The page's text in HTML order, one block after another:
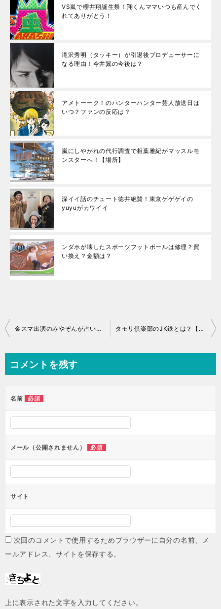
VS嵐で櫻井翔誕生祭！翔くんママいつも産んでく
れてありがとう！
滝沢秀明（タッキー）が引退後プロデューサーに
なる理由！今井翼の今後は？
アメトーーク！のハンターハンター芸人放送日は
いつ？ファンの反応は？
嵐にしやがれの代行調査で相葉雅紀がマッスルモ
ンスターへ！【場所】
深イイ話のチュート徳井絶賛！東京ゲゲゲイの
yuyuがカワイイ
ンダホが壊したスポーツフットボールは修理？買
い換え？金額は？
投
稿
ナ
ビ
ー
金スマ出演のみやぞんが占いでスケベと発覚！銀座の母の鑑定料金は？ タモリ倶楽部のJK鉄とは？【画像アリ】岩倉高校運輸課の偏差値
コメントを残す
名前 必須
メール（公開されません） 必須
サイト
次回のコメントで使用するためブラウザーに自分の名前、メ
ールアドレス、サイトを保存する。
上に表示された文字を入力してください。